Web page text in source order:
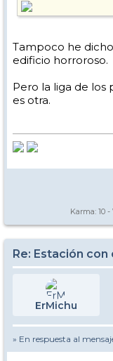
Tampoco he
edificio horroroso.
Pero la liga de los
es otra.
Karma: 10 -
Re: Estación
ErMichu
» En respuesta al